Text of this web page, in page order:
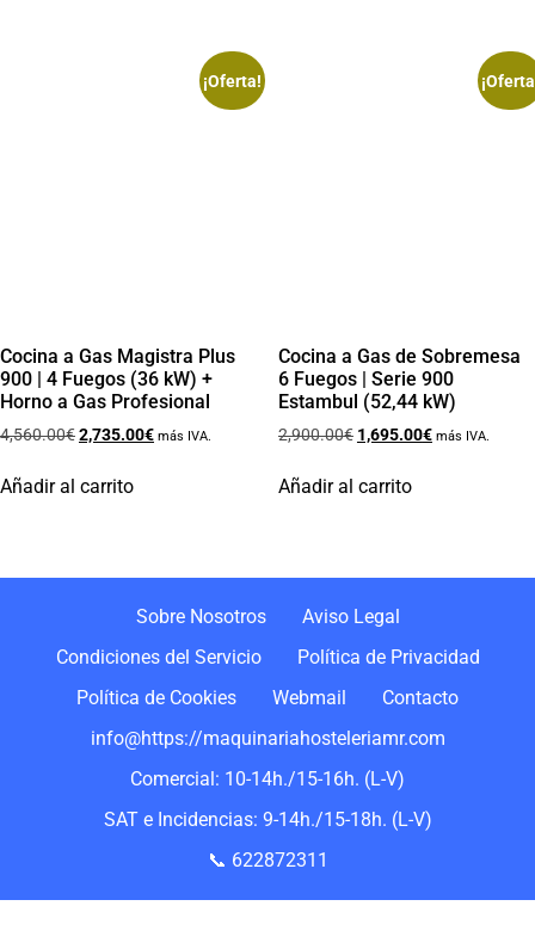
¡Oferta!
Cocina a Gas Magistra Plus
900 | 4 Fuegos (36 kW) +
Horno a Gas Profesional
4,560.00€2,735.00€ más IVA.
Añadir al carrito
Cocina a Gas de Sobremesa
6 Fuegos | Serie 900
Estambul (52,44 kW)
2,900.00€ 1,695.00€ más IVA.
Añadir al carrito
Sobre Nosotros
Aviso Legal
Condiciones del Servicio
Política de Privacidad
Política de Cookies
Webmail
Contacto
info@https://maquinariahosteleriamr.com
Comercial: 10-14h./15-16h. (L-V)
SAT e Incidencias: 9-14h./15-18h. (L-V)
📞 622872311